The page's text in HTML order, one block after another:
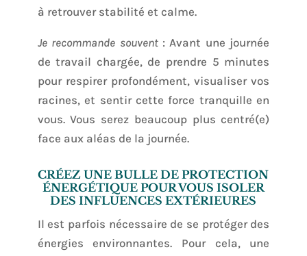
à retrouver stabilité et calme.
Je recommande souvent : Avant une journée
de travail chargée, de prendre 5 minutes
pour respirer profondément, visualiser vos
racines, et sentir cette force tranquille en
vous. Vous serez beaucoup plus centré(e)
face aux aléas de la journée.
CRÉEZ UNE BULLE DE PROTECTION
ÉNERGÉTIQUE POUR VOUS ISOLER
DES INFLUENCES EXTÉRIEURES
Il est parfois nécessaire de se protéger des
énergies environnantes. Pour cela, une